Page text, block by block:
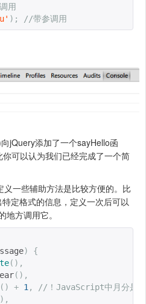
用
); //带参调用
jQuery添加了一个sayHello函
可以认为我们已经完成了一个简
一些辅助方法是比较方便的。比
定格式的信息，定义一次后可以
方调用它。
)
{
(),
(),
() + 1 ,
//！JavaScript中月分是从